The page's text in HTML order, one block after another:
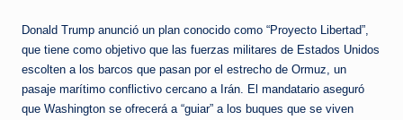
t
e
Donald Trump anunció un plan conocido como “Proyecto Libertad”,
que tiene como objetivo que las fuerzas militares de Estados Unidos
escolten a los barcos que pasan por el estrecho de Ormuz, un
pasaje marítimo conflictivo cercano a Irán. El mandatario aseguró
que Washington se ofrecerá a “guiar” a los buques que se viven